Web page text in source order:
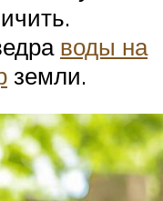
воды на
земли.